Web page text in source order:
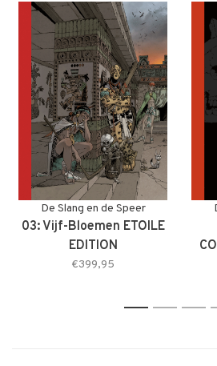
De Slang en de Speer
03: Vijf-Bloemen ETOILE
EDITION
€399,95
1 2 3